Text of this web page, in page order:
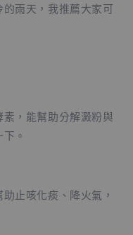
的雨天，我推薦大家可
，能幫助分解澱粉與
。
止咳化痰、降火氣，